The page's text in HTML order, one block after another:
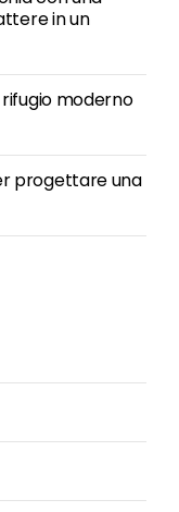
in un
moderno
progettare una